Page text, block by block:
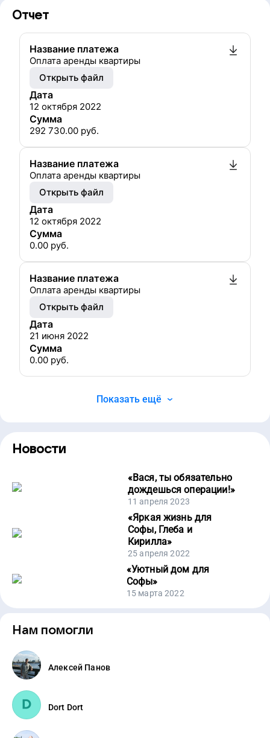
Отчет
Название платежа
Оплата аренды квартиры
Открыть файл
Дата
12 октября 2022
Сумма
292 730.00 руб.
Название платежа
Оплата аренды квартиры
Открыть файл
Дата
12 октября 2022
Сумма
0.00 руб.
Название платежа
Оплата аренды квартиры
Открыть файл
Дата
21 июня 2022
Сумма
0.00 руб.
Показать ещё
Новости
«Вася, ты обязательно
дождешься операции!»
11 апреля 2023
«Яркая жизнь для
Софы, Глеба и
Кирилла»
25 апреля 2022
«Уютный дом для
Софы»
15 марта 2022
Нам помогли
Алексей Панов
Dort Dort